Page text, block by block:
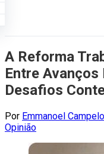
A Reforma
Entre
Desafios
Por Emmanoel
Opinião